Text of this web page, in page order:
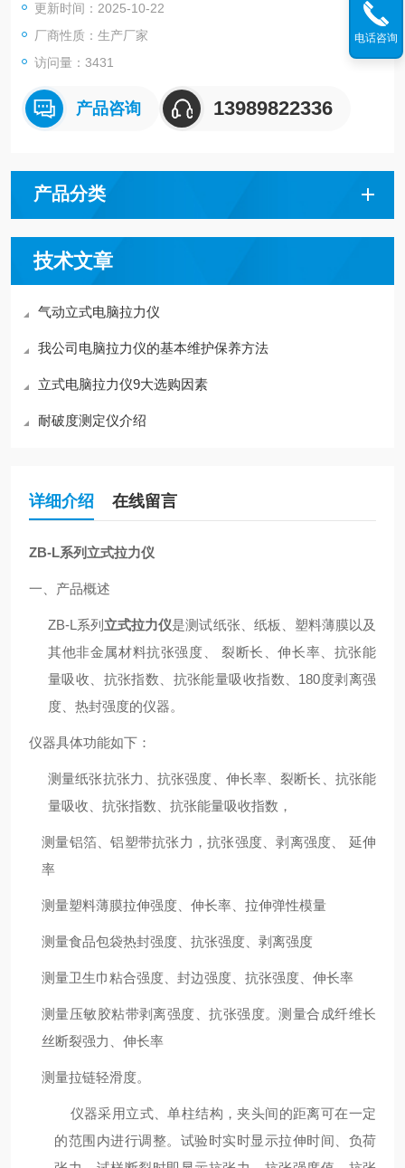
更新时间：2025-10-22
厂商性质：生产厂家
访问量：3431
产品咨询 13989822336
产品分类
技术文章
气动立式电脑拉力仪
我公司电脑拉力仪的基本维护保养方法
立式电脑拉力仪9大选购因素
耐破度测定仪介绍
详细介绍 在线留言
ZB-L系列 立式拉力仪
一、 产品概述
ZB-L 系列 立式拉力仪是测试纸张、纸板、塑料薄膜以及
其他非金属材料抗张强度、 裂断长、伸长率、抗张能
量吸收、抗张指数、抗张能量吸收指数、180度剥离强
度、热封强度的仪器。
仪器具体功能如下：
测量纸张抗张力、抗张强度、伸长率、裂断长、抗张能
量吸收、抗张指数、抗张能量吸收指数，
测量铝箔、铝塑带抗张力，抗张强度、剥离强度、 延伸
率
测量塑料薄膜拉伸强度、伸长率、拉伸弹性模量
测量食品包袋热封强度、抗张强度、剥离强度
测量卫生巾粘合强度、封边强度、抗张强度、伸长率
测量压敏胶粘带剥离强度、抗张强度。测量合成纤维长
丝断裂强力、伸长率
测量拉链轻滑度。
仪器采用立式、单柱结构，夹头间的距离可在一定
的范围内进行调整。试验时实时显示拉伸时间、负荷
电话咨询